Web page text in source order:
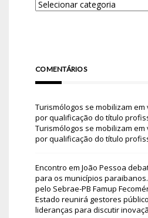
COMENTÁRIOS
Turismólogos se mobilizam
por qualificação do título
Turismólogos se mobilizam
por qualificação do título
Encontro em João Pessoa
para os municípios
pelo Sebrae-PB Famup
Estado reunirá gestores
lideranças para discutir